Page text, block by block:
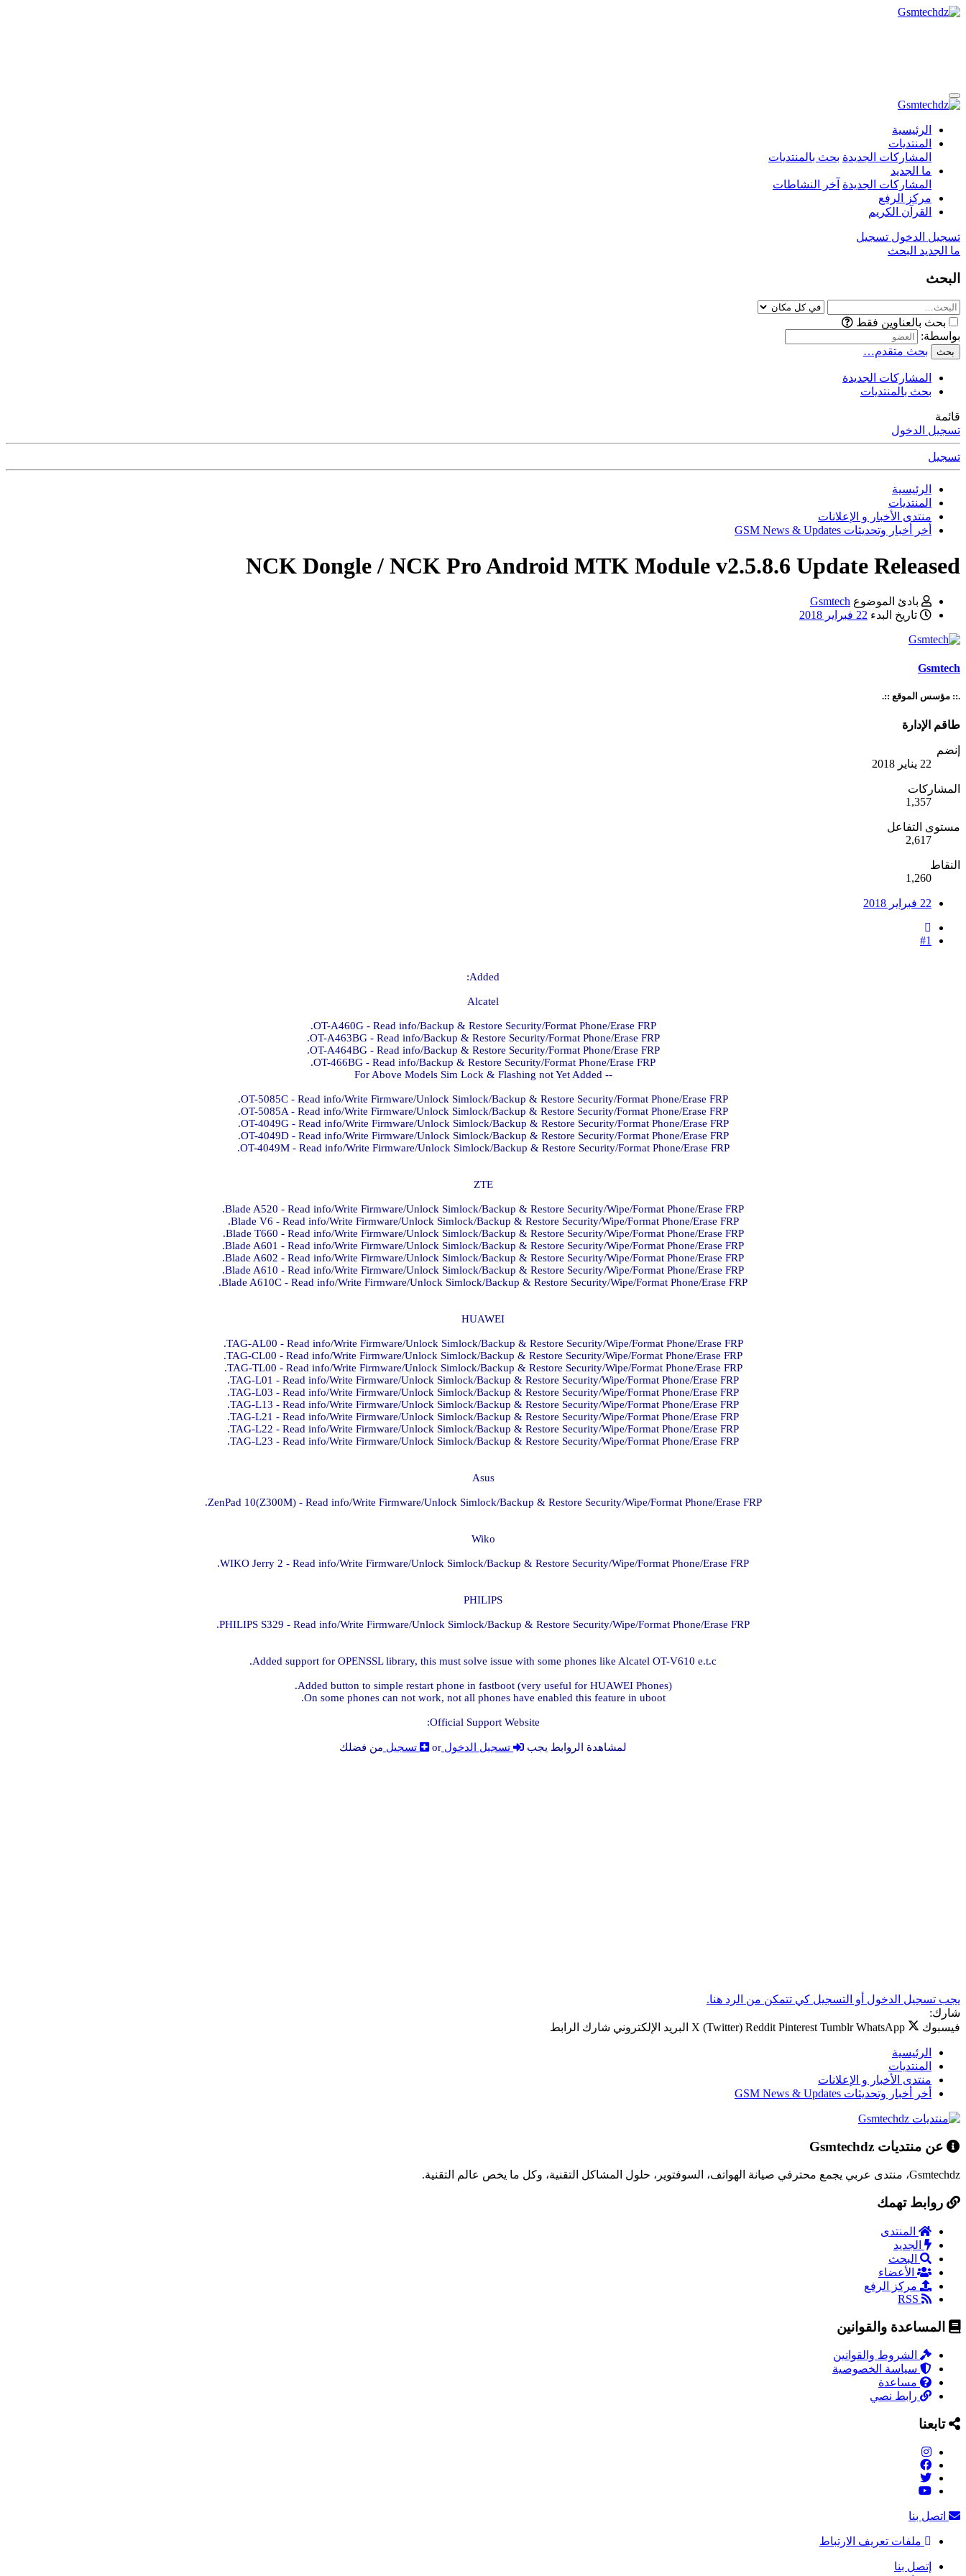
الرئيسية
المنتديات
المشاركات الجديدة بحث بالمنتديات
ما الجديد
المشاركات الجديدة آخر النشاطات
مركز الرفع
القرآن الكريم
تسجيل الدخول تسجيل
ما الجديد البحث
البحث
بحث بالعناوين فقط
بواسطة:
بحث بحث متقدم…
المشاركات الجديدة
بحث بالمنتديات
قائمة
تسجيل الدخول
تسجيل
الرئيسية
المنتديات
منتدى الأخبار و الإعلانات
أخر أخبار وتحديثات GSM News & Updates
NCK Dongle / NCK Pro Android MTK Module v2.5.8.6 Update Released
بادئ الموضوع Gsmtech
تاريخ البدء 22 فبراير 2018
Gsmtech
.:: مؤسس الموقع ::.
طاقم الإدارة
إنضم
22 يناير 2018
المشاركات
1,357
مستوى التفاعل
2,617
النقاط
1,260
22 فبراير 2018
#1
Added:
Alcatel
OT-A460G - Read info/Backup & Restore Security/Format Phone/Erase FRP.
OT-A463BG - Read info/Backup & Restore Security/Format Phone/Erase FRP.
OT-A464BG - Read info/Backup & Restore Security/Format Phone/Erase FRP.
OT-466BG - Read info/Backup & Restore Security/Format Phone/Erase FRP.
-- For Above Models Sim Lock & Flashing not Yet Added
OT-5085C - Read info/Write Firmware/Unlock Simlock/Backup & Restore Security/Format Phone/Erase FRP.
OT-5085A - Read info/Write Firmware/Unlock Simlock/Backup & Restore Security/Format Phone/Erase FRP.
OT-4049G - Read info/Write Firmware/Unlock Simlock/Backup & Restore Security/Format Phone/Erase FRP.
OT-4049D - Read info/Write Firmware/Unlock Simlock/Backup & Restore Security/Format Phone/Erase FRP.
OT-4049M - Read info/Write Firmware/Unlock Simlock/Backup & Restore Security/Format Phone/Erase FRP.
ZTE
Blade A520 - Read info/Write Firmware/Unlock Simlock/Backup & Restore Security/Wipe/Format Phone/Erase FRP.
Blade V6 - Read info/Write Firmware/Unlock Simlock/Backup & Restore Security/Wipe/Format Phone/Erase FRP.
Blade T660 - Read info/Write Firmware/Unlock Simlock/Backup & Restore Security/Wipe/Format Phone/Erase FRP.
Blade A601 - Read info/Write Firmware/Unlock Simlock/Backup & Restore Security/Wipe/Format Phone/Erase FRP.
Blade A602 - Read info/Write Firmware/Unlock Simlock/Backup & Restore Security/Wipe/Format Phone/Erase FRP.
Blade A610 - Read info/Write Firmware/Unlock Simlock/Backup & Restore Security/Wipe/Format Phone/Erase FRP.
Blade A610C - Read info/Write Firmware/Unlock Simlock/Backup & Restore Security/Wipe/Format Phone/Erase FRP.
HUAWEI
TAG-AL00 - Read info/Write Firmware/Unlock Simlock/Backup & Restore Security/Wipe/Format Phone/Erase FRP.
TAG-CL00 - Read info/Write Firmware/Unlock Simlock/Backup & Restore Security/Wipe/Format Phone/Erase FRP.
TAG-TL00 - Read info/Write Firmware/Unlock Simlock/Backup & Restore Security/Wipe/Format Phone/Erase FRP.
TAG-L01 - Read info/Write Firmware/Unlock Simlock/Backup & Restore Security/Wipe/Format Phone/Erase FRP.
TAG-L03 - Read info/Write Firmware/Unlock Simlock/Backup & Restore Security/Wipe/Format Phone/Erase FRP.
TAG-L13 - Read info/Write Firmware/Unlock Simlock/Backup & Restore Security/Wipe/Format Phone/Erase FRP.
TAG-L21 - Read info/Write Firmware/Unlock Simlock/Backup & Restore Security/Wipe/Format Phone/Erase FRP.
TAG-L22 - Read info/Write Firmware/Unlock Simlock/Backup & Restore Security/Wipe/Format Phone/Erase FRP.
TAG-L23 - Read info/Write Firmware/Unlock Simlock/Backup & Restore Security/Wipe/Format Phone/Erase FRP.
Asus
ZenPad 10(Z300M) - Read info/Write Firmware/Unlock Simlock/Backup & Restore Security/Wipe/Format Phone/Erase FRP.
Wiko
WIKO Jerry 2 - Read info/Write Firmware/Unlock Simlock/Backup & Restore Security/Wipe/Format Phone/Erase FRP.
PHILIPS
PHILIPS S329 - Read info/Write Firmware/Unlock Simlock/Backup & Restore Security/Wipe/Format Phone/Erase FRP.
Added support for OPENSSL library, this must solve issue with some phones like Alcatel OT-V610 e.t.c.
Added button to simple restart phone in fastboot (very useful for HUAWEI Phones).
On some phones can not work, not all phones have enabled this feature in uboot.
Official Support Website:
لمشاهدة الروابط يجب تسجيل الدخول or تسجيل من فضلك
يجب تسجيل الدخول أو التسجيل كي تتمكن من الرد هنا.
شارك:
فيسبوك
X (Twitter) Reddit Pinterest Tumblr WhatsApp البريد الإلكتروني شارك الرابط
الرئيسية
المنتديات
منتدى الأخبار و الإعلانات
أخر أخبار وتحديثات GSM News & Updates
عن منتديات Gsmtechdz
Gsmtechdz، منتدى عربي يجمع محترفي صيانة الهواتف، السوفتوير، حلول المشاكل التقنية، وكل ما يخص عالم التقنية.
روابط تهمك
المنتدى
الجديد
البحث
الأعضاء
مركز الرفع
المساعدة والقوانين
الشروط والقوانين
سياسة الخصوصية
مساعدة
رابط نصي
تابعنا
اتصل بنا
ملفات تعريف الارتباط
إتصل بنا